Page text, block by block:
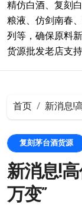
精仿白酒、复刻
粮液、仿剑南春
列等，确保原料
货源批发老店支
首页 新消息!
复刻茅台酒货源
新消息!
万变”